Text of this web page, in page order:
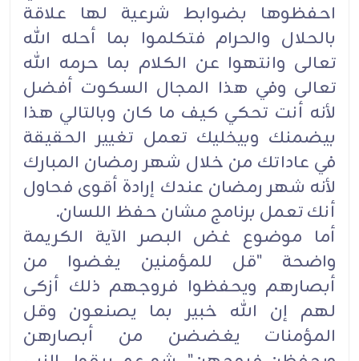
احفظوها بضوابط شرعية لها علاقة
بالحلال والحرام فتكلموا بما أحله الله
تعالى وانتهوا عن الكلام بما حرمه الله
تعالى وفي هذا المجال السكوت أفضل
لأنه أنت تحكي كيف ما كان وبالتالي هذا
بيضمنك وبيخليك تعمل تغيير الحقيقة
في عاداتك من خلال شهر رمضان المبارك
لأنه شهر رمضان عندك إرادة أقوى فحاول
أنك تعمل برنامج مشان حفظ اللسان.
أما موضوع غض البصر الآية الكريمة
واضحة "قل للمؤمنين يغضوا من
أبصارهم ويحفظوا فروجهم ذلك أزكى
لهم إن الله خبير بما يصنعون وقل
المؤمنات يغضضن من أبصارهن